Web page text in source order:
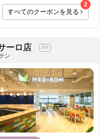
すべてのクーポンを見る
2
ーロ店
ン